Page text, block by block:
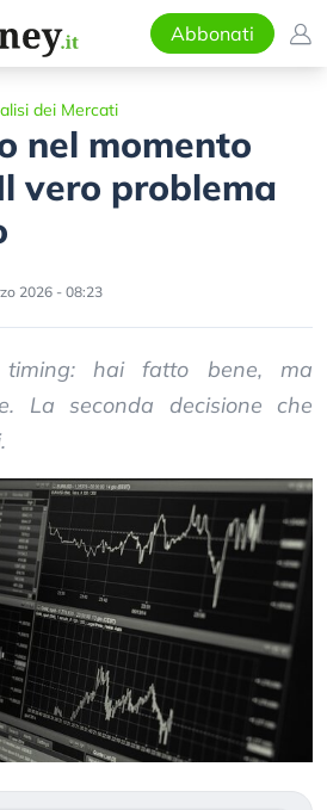
Abbonati
dei Mercati
nel momento
vero problema
2026 - 08:23
hai fatto bene, ma
La seconda decisione che